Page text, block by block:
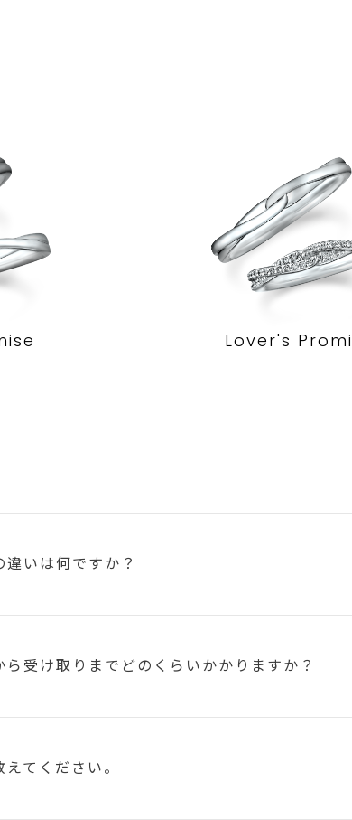
Lover's
いは何ですか？
受け取りまで どのくらいかかりますか？
てください。